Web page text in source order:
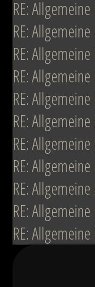
RE:
RE:
RE:
RE:
RE:
RE:
RE:
RE:
RE:
RE:
RE: